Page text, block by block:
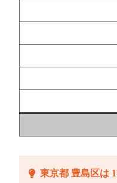
東京都 豊島区は